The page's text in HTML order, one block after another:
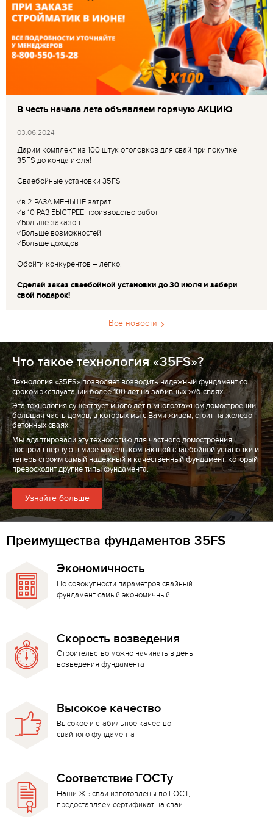
В честь начала лета объявляем горячую АКЦИЮ
03.06.2024
Дарим комплект из 100 штук оголовков для свай при покупке
35FS до конца июля!
Сваебойные установки 35FS
✓в 2 РАЗА МЕНЬШЕ затрат
✓в 10 РАЗ БЫСТРЕЕ производство работ
✓Больше заказов
✓Больше возможностей
✓Больше доходов
Обойти конкурентов – легко!
Сделай заказ сваебойной установки до 30 июля и забери
свой подарок!
Все новости
Что такое технология «35FS»?
Технология «35FS» позволяет возводить надежный фундамент со
сроком эксплуатации более 100 лет на забивных ж/б сваях.
Эта технология существует много лет в многоэтажном домостроении -
большая часть домов, в которых мы с Вами живем, стоит на железо-
бетонных сваях.
Мы адаптировали эту технологию для частного домостроения,
построив первую в мире модель компактной сваебойной установки и
теперь строим самый надежный и качественный фундамент, который
превосходит другие типы фундамента.
Узнайте больше
Преимущества фундаментов 35FS
Экономичность
По совокупности параметров свайный
фундамент самый экономичный
Скорость возведения
Строительство можно начинать в день
возведения фундамента
Высокое качество
Высокое и стабильное качество
свайного фундамента
Соответствие ГОСТу
Наши ЖБ сваи изготовлены по ГОСТ,
предоставляем сертификат на сваи